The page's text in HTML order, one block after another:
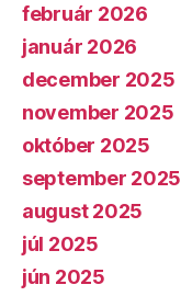
február 2026
január 2026
december 2025
november 2025
október 2025
september 2025
august 2025
júl 2025
jún 2025